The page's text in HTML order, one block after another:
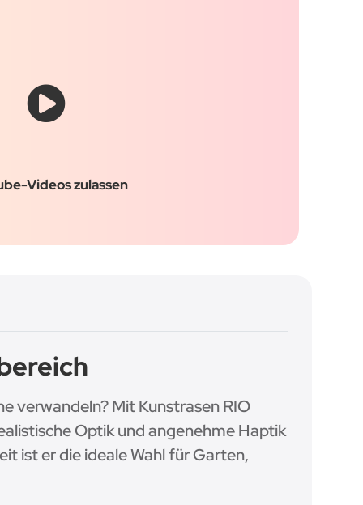
Videos zulassen
verwandeln? Mit Kunstrasen RIO
Optik und angenehme Haptik
ist er die ideale Wahl für Garten,